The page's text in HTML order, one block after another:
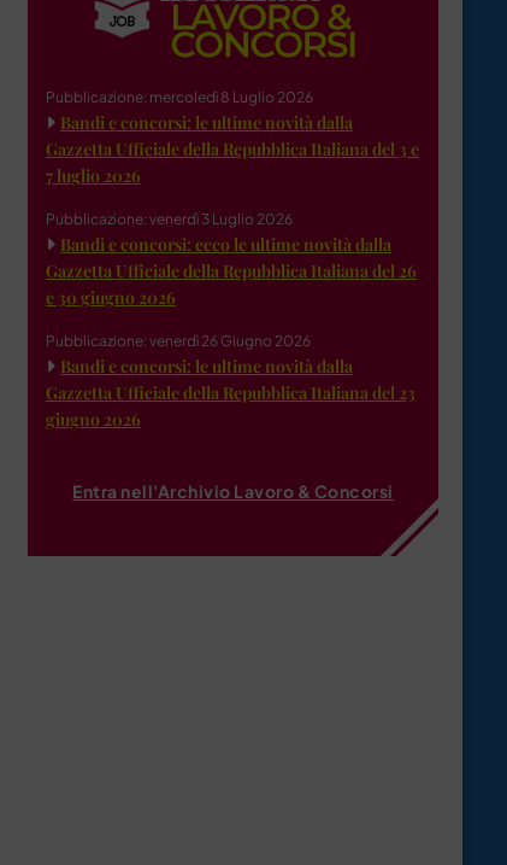
Pubblicazione: mercoledì 8 Luglio 2026
Bandi e concorsi: le ultime novità dalla
Gazzetta Ufficiale della Repubblica Italiana del 3 e
7 luglio 2026
Pubblicazione: venerdì 3 Luglio 2026
Bandi e concorsi: ecco le ultime novità dalla
Gazzetta Ufficiale della Repubblica Italiana del 26
e 30 giugno 2026
Pubblicazione: venerdì 26 Giugno 2026
Bandi e concorsi: le ultime novità dalla
Gazzetta Ufficiale della Repubblica Italiana del 23
giugno 2026
Entra nell'Archivio Lavoro & Concorsi